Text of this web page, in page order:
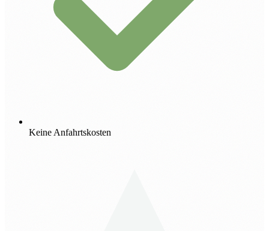
Keine Anfahrtskosten